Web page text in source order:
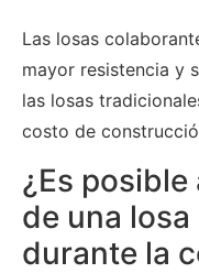
Las losas
mayor resistencia y
las losas
costo de
¿Es
de una
durante la